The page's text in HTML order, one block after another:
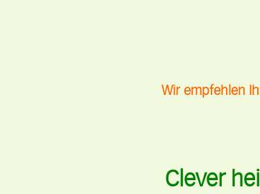
Wir empfehlen
Clever